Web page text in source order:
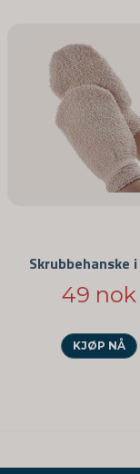
Skrubbehanske
49 nok
KJØP NÅ